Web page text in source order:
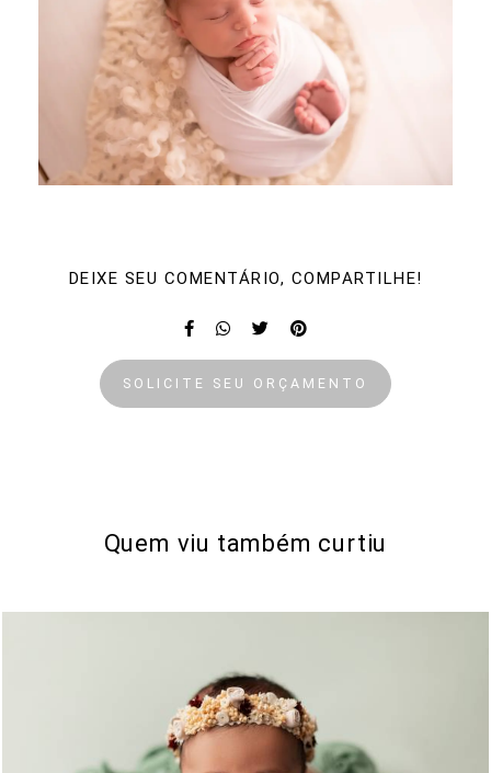
DEIXE SEU COMENTÁRIO, COMPARTILHE!
SOLICITE SEU ORÇAMENTO
Quem viu também curtiu